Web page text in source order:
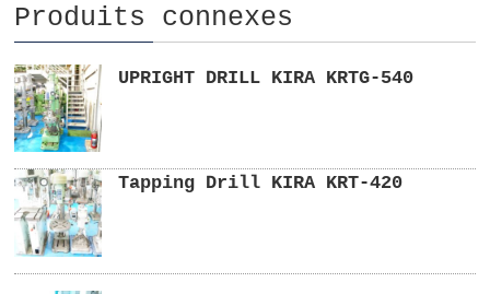
Produits connexes
UPRIGHT DRILL KIRA KRTG-540
Tapping Drill KIRA KRT-420